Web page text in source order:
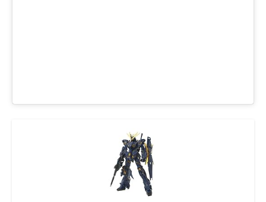
ITエンジニア向け専門サイト
企業向けIT製品の総合サイト